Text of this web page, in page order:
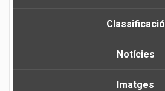
Classificació
Notícies
Imatges